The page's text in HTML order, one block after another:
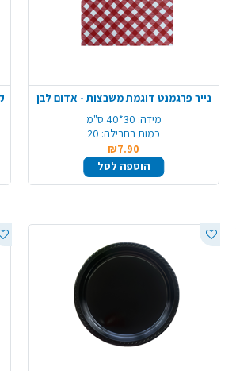
נייר פרגמנט דוגמת משבצות - אדום לבן
מידה: 30*40 ס"מ
כמות בחבילה: 20
₪7.90
הוספה לסל